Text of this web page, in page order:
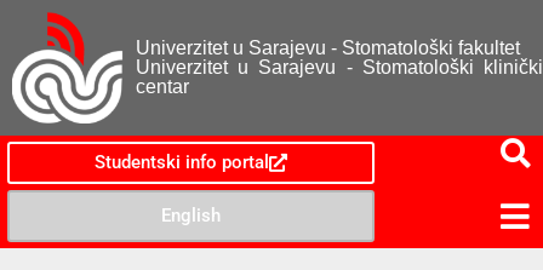
Univerzitet u Sarajevu - Stomatološki fakultet
Univerzitet u Sarajevu - Stomatološki klinički
centar
Studentski info portal
English